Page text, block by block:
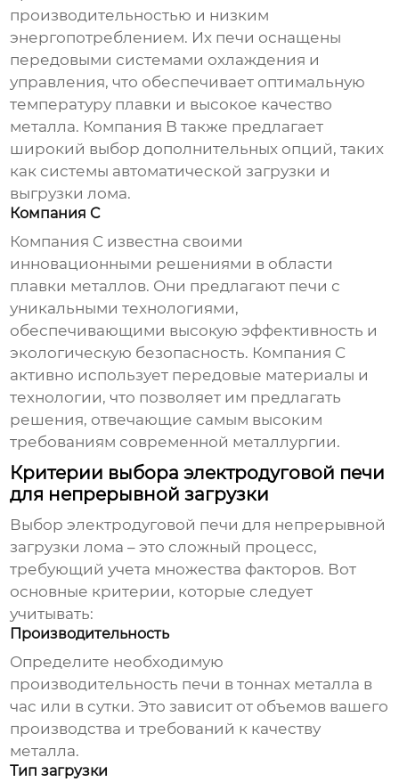
производительностью и низким
энергопотреблением. Их печи оснащены
передовыми системами охлаждения и
управления, что обеспечивает оптимальную
температуру плавки и высокое качество
металла. Компания B также предлагает
широкий выбор дополнительных опций, таких
как системы автоматической загрузки и
выгрузки лома.
Компания C
Компания C известна своими
инновационными решениями в области
плавки металлов. Они предлагают печи с
уникальными технологиями,
обеспечивающими высокую эффективность и
экологическую безопасность. Компания C
активно использует передовые материалы и
технологии, что позволяет им предлагать
решения, отвечающие самым высоким
требованиям современной металлургии.
Критерии выбора электродуговой печи
для непрерывной загрузки
Выборэлектродуговой печи для непрерывной
загрузки лома – это сложный процесс,
требующий учета множества факторов. Вот
основные критерии, которые следует
учитывать:
Производительность
Определите необходимую
производительность печи в тоннах металла в
час или в сутки. Это зависит от объемов вашего
производства и требований к качеству
металла.
Тип загрузки